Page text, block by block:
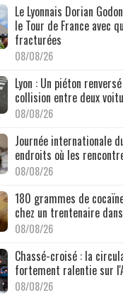
Le Lyonnais Dorian
le Tour de France avec
fracturées
08/08/26
Lyon : Un piéton
collision entre deux
08/08/26
Journée internationale
endroits où les
08/08/26
180 grammes de
chez un trentenaire
08/08/26
Chassé-croisé : la
fortement ralentie sur
08/08/26